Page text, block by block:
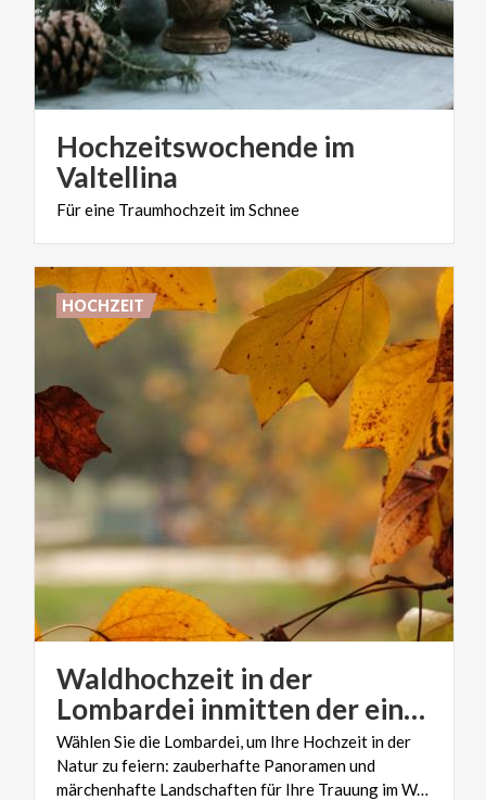
Hochzeitswochende im
Valtellina
Füreine Traumhochzeit imSchnee
Waldhochzeit in der
Lombardei inmitten der einzigartigen Magie des Herbstlaubs
Wählen Sie die Lombardei, um Ihre Hochzeit in der
Natur zu feiern: zauberhafte Panoramen und
märchenhafte Landschaften für Ihre Trauung im Wald
HOCHZEIT